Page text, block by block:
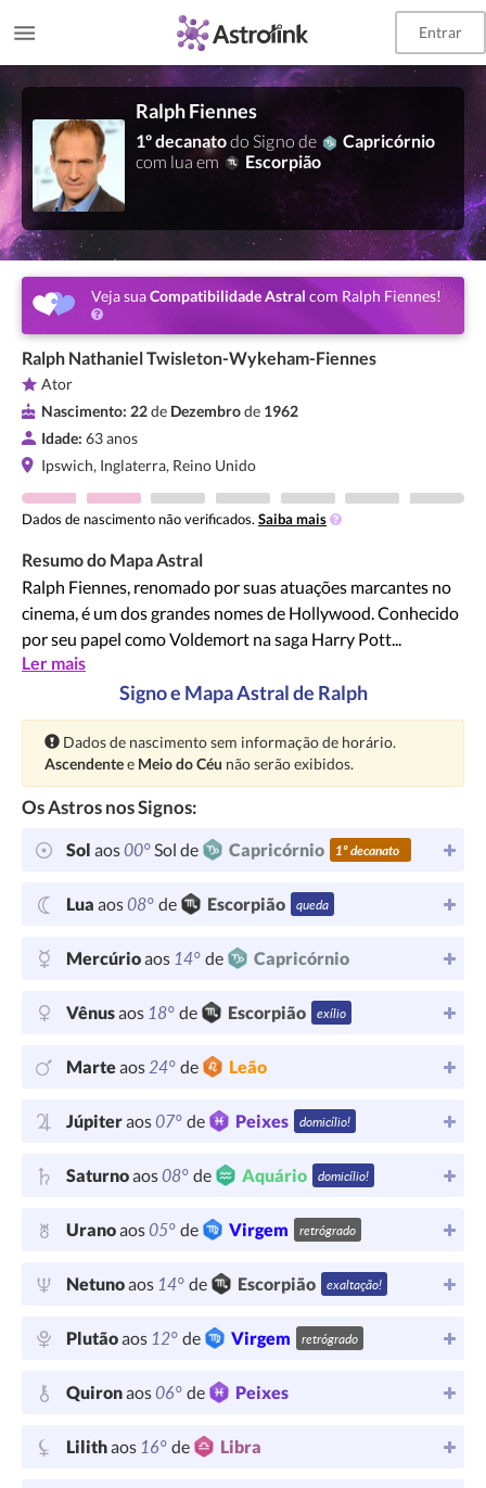
Entrar
Ralph Fiennes
1º decanatodo Signo de
Capricórnio
com lua em
Escorpião
Veja suaCompatibilidade Astral com Ralph Fiennes!
Ralph Nathaniel Twisleton-Wykeham-Fiennes
Ator
Nascimento: 22de Dezembrode 1962
Idade: 63 anos
Ipswich, Inglaterra, Reino Unido
Dados de nascimento não verificados. Saiba mais
Resumo do Mapa Astral
Ralph Fiennes, renomado por suas atuações marcantes no
cinema, é um dos grandes nomes de Hollywood. Conhecido
por seu papel como Voldemort na saga Harry Pott...
Ler mais
Signo e Mapa Astral de Ralph
Atenção:
Dados de nascimento sem informação de horário.
Ascendentee Meio do Céu não serão exibidos.
Os Astros nos Signos:
Sol aos00°Sol de Capricórnio 1º decanato
Lua aos08° de Escorpião queda
Mercúrioaos 14° de Capricórnio
Vênusaos 18° de Escorpião exílio
Marteaos24° de Leão
Júpiteraos07° de Peixes domicílio!
Saturnoaos08° de Aquário domicílio!
Uranoaos05° de Virgem retrógrado
Netunoaos 14° de Escorpião exaltação!
Plutãoaos 12° de Virgem retrógrado
Quironaos06° de Peixes
Lilithaos 16° de Libra